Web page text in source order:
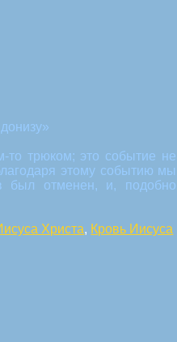
то трюком; это событие не
этому событию мы
был отменен, и, подобно
Христа, Кровь Иисуса